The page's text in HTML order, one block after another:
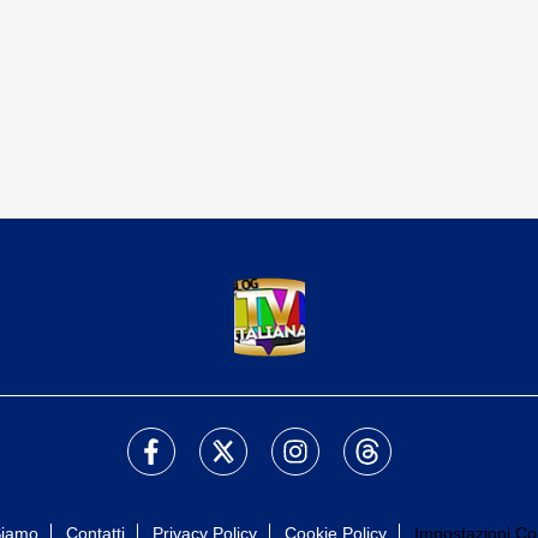
Contatti Privacy Policy Cookie Policy Impostazioni